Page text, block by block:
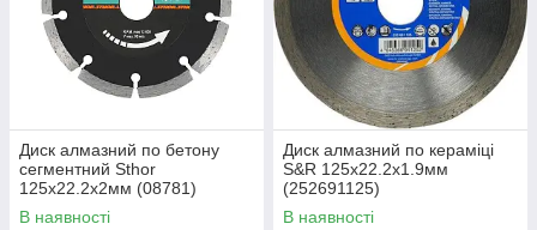
Диск алмазний по бетону
сегментний Sthor
125x22.2x2мм (08781)
В наявності
Диск алмазний по кераміці
S&R 125x22.2x1.9мм
(252691125)
В наявності